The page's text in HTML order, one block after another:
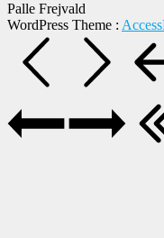
Palle Frejvald
WordPress Theme :